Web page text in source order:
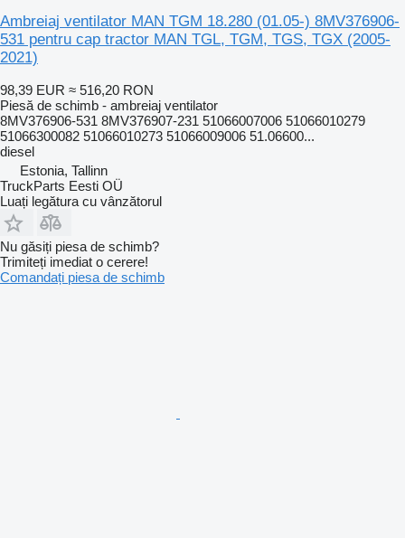
Ambreiaj ventilator MAN TGM 18.280 (01.05-) 8MV376906-
531 pentru cap tractor MAN TGL, TGM, TGS, TGX (2005-
2021)
98,39 EUR ≈ 516,20 RON
Piesă de schimb - ambreiaj ventilator
8MV376906-531 8MV376907-231 51066007006 51066010279
51066300082 51066010273 51066009006 51.06600...
diesel
Estonia, Tallinn
TruckParts Eesti OÜ
Luați legătura cu vânzătorul
Nu găsiți piesa de schimb?
Trimiteți imediat o cerere!
Comandați piesa de schimb